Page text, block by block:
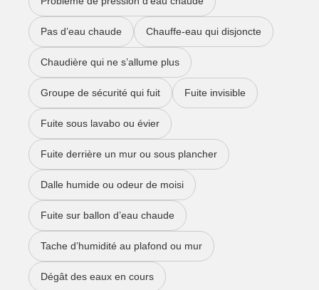
Pas d’eau chaude Chauffe-eau qui disjoncte
Chaudière qui ne s’allume plus
Groupe de sécurité qui fuit Fuite invisible
Fuite sous lavabo ou évier
Fuite derrière un mur ou sous plancher
Dalle humide ou odeur de moisi
Fuite sur ballon d’eau chaude
Tache d’humidité au plafond ou mur
Dégât des eaux en cours